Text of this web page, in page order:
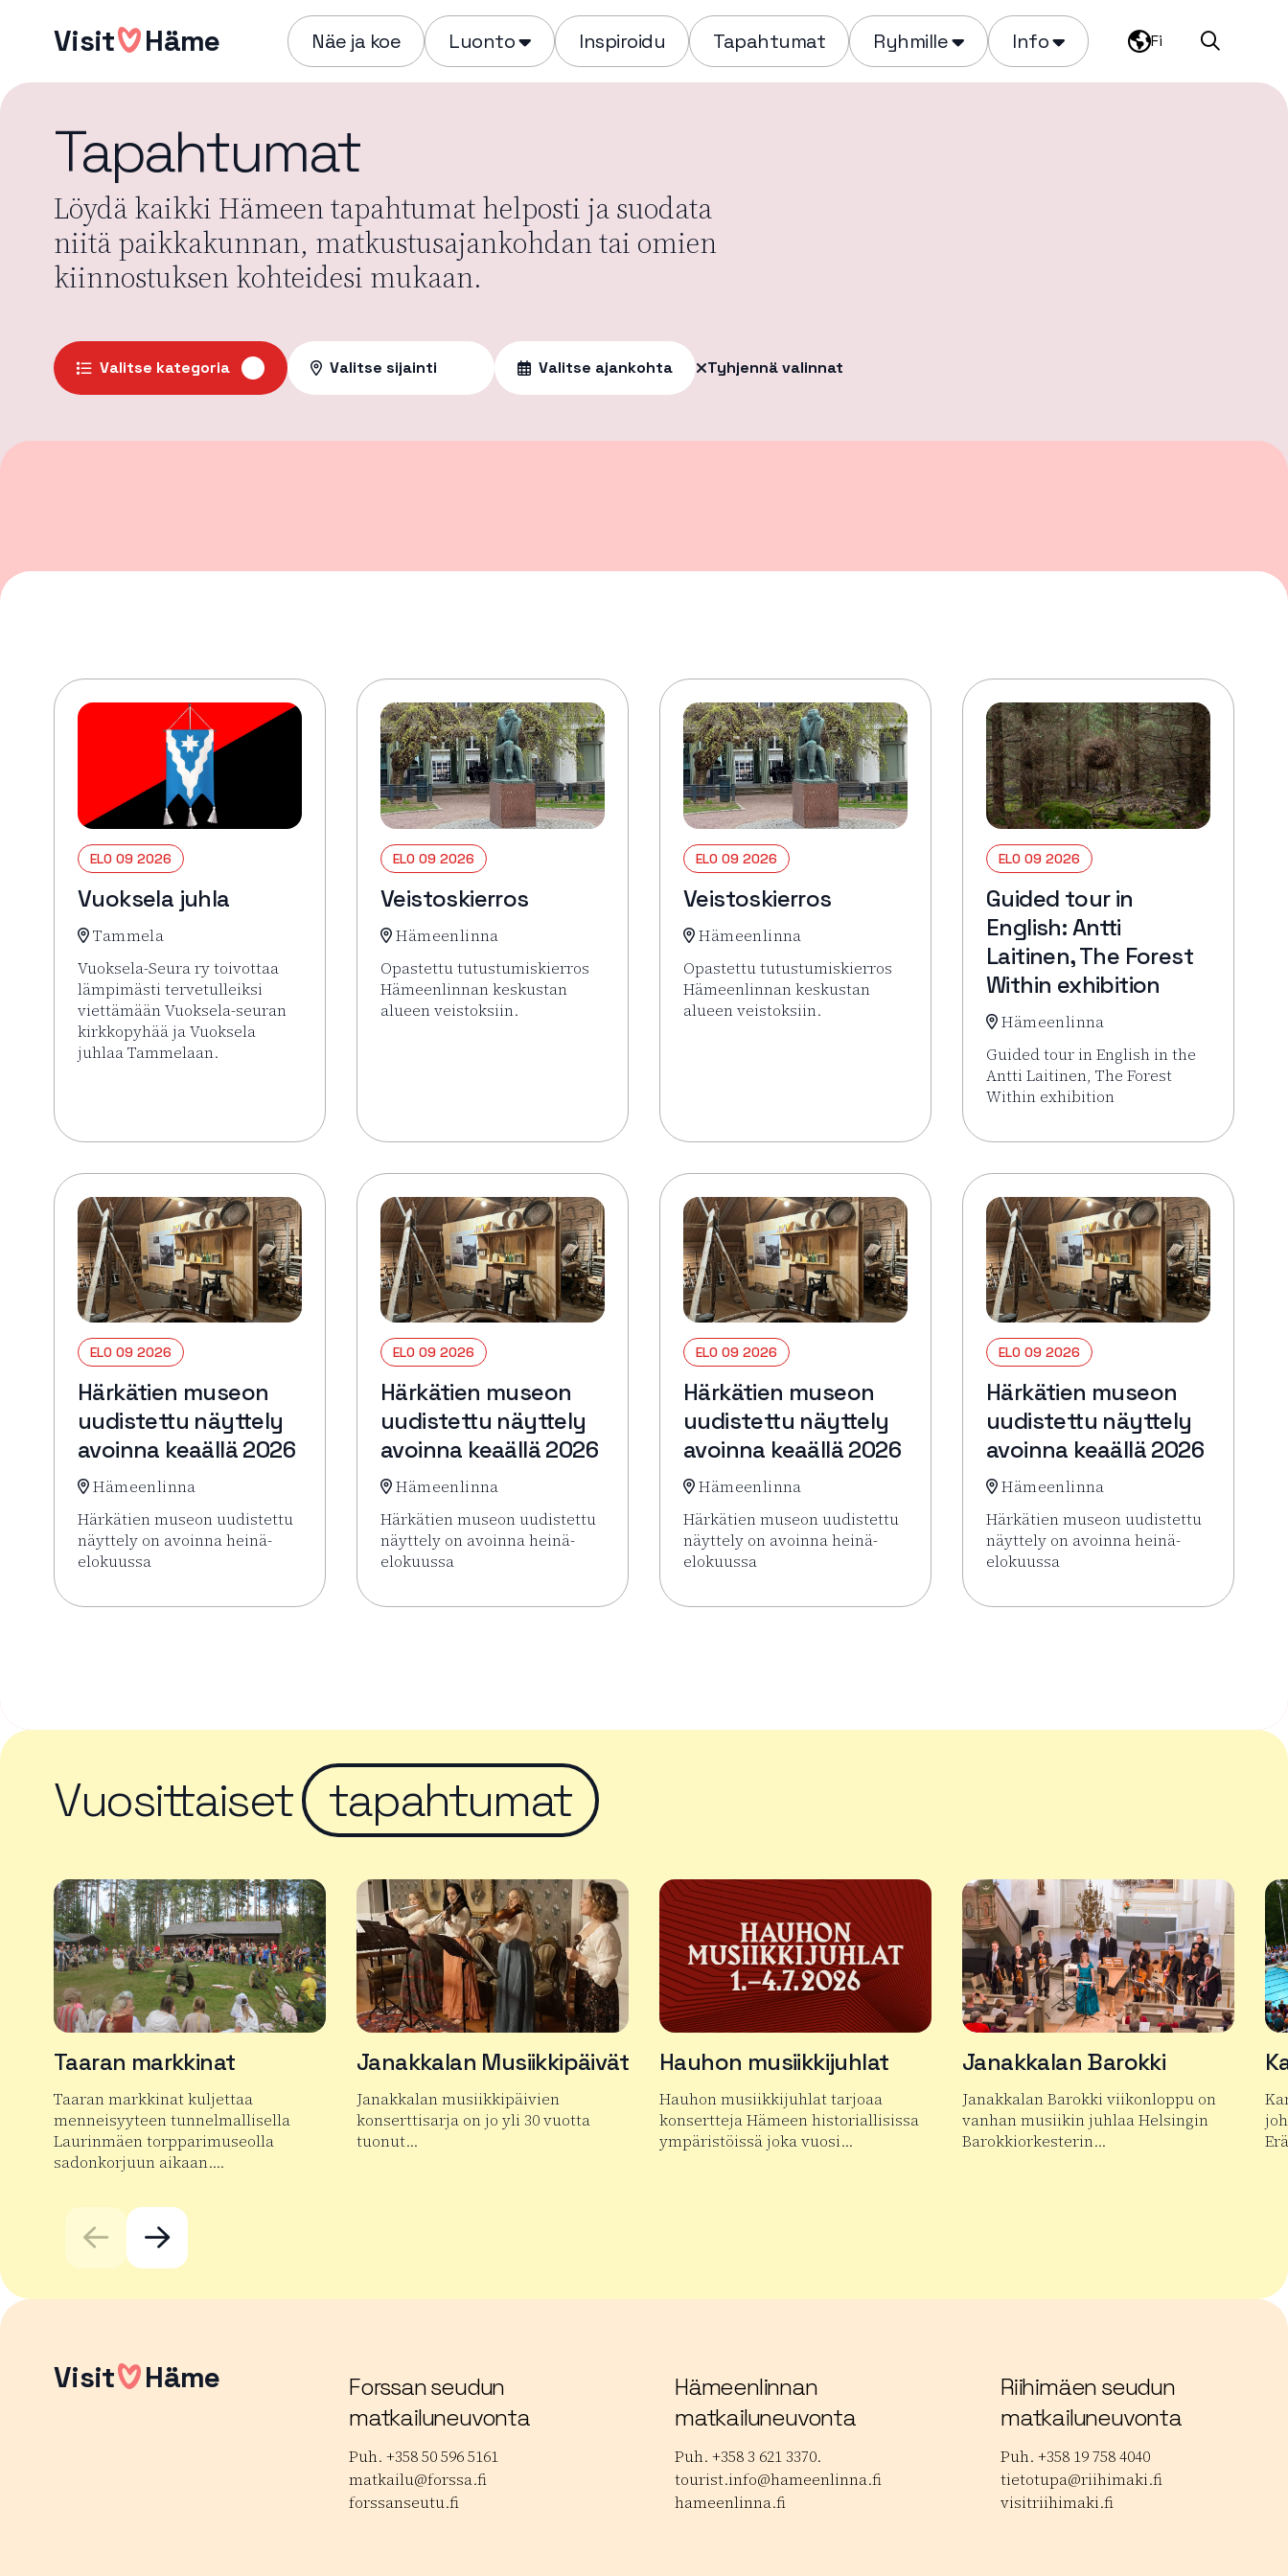
sisältöönVisit Häme Näe ja koe Luonto Inspiroidu Tapahtumat Ryhmille Info Fi Haku
Tapahtumat
Löydä kaikki Hämeen tapahtumat helposti ja suodata
niitä paikkakunnan, matkustusajankohdan tai omien
kiinnostuksen kohteidesi mukaan.
Valitse kategoria Valitse sijainti Valitse ajankohta Tyhjennä valinnat
ELO 09 2026
Vuoksela juhla
Tammela
Vuoksela-Seura ry toivottaa
lämpimästi tervetulleiksi
viettämään Vuoksela-seuran
kirkkopyhää ja Vuoksela
juhlaa Tammelaan.
ELO 09 2026
Veistoskierros
Hämeenlinna
Opastettu tutustumiskierros
Hämeenlinnan keskustan
alueen veistoksiin.
ELO 09 2026
Veistoskierros
Hämeenlinna
Opastettu tutustumiskierros
Hämeenlinnan keskustan
alueen veistoksiin.
ELO 09 2026
Guided tour in
English: Antti
Laitinen, The Forest
Within exhibition
Hämeenlinna
Guided tour in English in the
Antti Laitinen, The Forest
Within exhibition
Lue lisää tapahtumasta Guided tour in
ELO 09 2026
Härkätien museon
uudistettu näyttely
avoinna keaällä 2026
Hämeenlinna
Härkätien museon uudistettu
näyttely on avoinna heinä-
elokuussa
Lue lisää tapahtumasta Härkätien museon uudistettu näyttely avoinna keaällä 2026
ELO 09 2026
Härkätien museon
uudistettu näyttely
avoinna keaällä 2026
Hämeenlinna
Härkätien museon uudistettu
näyttely on avoinna heinä-
elokuussa
Lue lisää tapahtumasta Härkätien museon uudistettu näyttely avoinna keaällä 2026
ELO 09 2026
Härkätien museon
uudistettu näyttely
avoinna keaällä 2026
Hämeenlinna
Härkätien museon uudistettu
näyttely on avoinna heinä-
elokuussa
Lue lisää tapahtumasta Härkätien museon uudistettu näyttely avoinna keaällä
ELO 09 2026
Härkätien museon
uudistettu näyttely
avoinna keaällä 2026
Hämeenlinna
Härkätien museon uudistettu
näyttely on avoinna heinä-
elokuussa
Lue lisää tapahtumasta Härkätien
Vuosittaiset tapahtumat
Taaran markkinat
Taaran markkinat kuljettaa
menneisyyteen tunnelmallisella
Laurinmäen torpparimuseolla
sadonkorjuun aikaan….
Janakkalan Musiikkipäivät
Janakkalan musiikkipäivien
konserttisarja on jo yli 30 vuotta
tuonut…
Hauhon musiikkijuhlat
Hauhon musiikkijuhlat tarjoaa
konsertteja Hämeen historiallisissa
ympäristöissä joka vuosi…
Janakkalan Barokki
Janakkalan Barokki viikonloppu on
vanhan musiikin juhlaa Helsingin
Barokkiorkesterin…
Visit Häme
Forssan seudun
matkailuneuvonta
Puh. +358 50 596 5161
matkailu@forssa.fi
forssanseutu.fi
Hämeenlinnan
matkailuneuvonta
Puh. +358 3 621 3370.
tourist.info@hameenlinna.fi
hameenlinna.fi
Riihimäen seudun
matkailuneuvonta
Puh. +358 19 758 4040
tietotupa@riihimaki.fi
visitriihimaki.fi